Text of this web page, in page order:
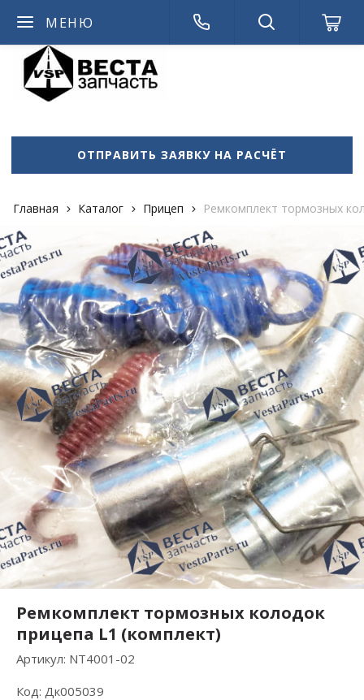
МЕНЮ
ОТПРАВИТЬ ЗАЯВКУ НА РАСЧЁТ
Главная Каталог Прицеп Ремкомплект тормозных
Ремкомплект тормозных колодок
прицепа L1 (комплект)
Артикул: NT4001-02
Код: Дк005039